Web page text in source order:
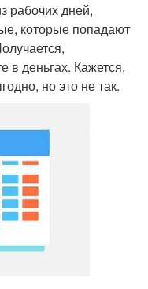
рабочих дней,
которые попадают
в деньгах. Кажется,
но это не так.